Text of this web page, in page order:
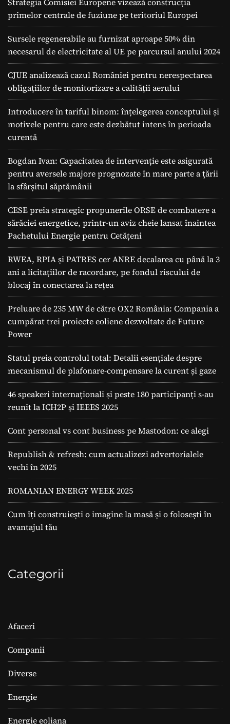
primelor centrale de fuziune pe teritoriul Europei
Sursele regenerabile au furnizat aproape 50% din
necesarul de electricitate al UE pe parcursul anului 2024
CJUE analizează cazul României pentru nerespectarea
obligațiilor de monitorizare a calității aerului
Introducere în tariful binom: înțelegerea conceptului și
motivele pentru care este dezbătut intens în perioada
curentă
Bogdan Ivan: Capacitatea de intervenție este asigurată
pentru aversele majore prognozate în mare parte a ţării
la sfârșitul săptămânii
CESE preia strategic propunerile ORSE de combatere a
sărăciei energetice, printr-un aviz cheie lansat înaintea
Pachetului Energie pentru Cetățeni
RWEA, RPIA și PATRES cer ANRE decalarea cu până la 3
ani a licitațiilor de racordare, pe fondul riscului de
blocaj în conectarea la rețea
Preluare de 235 MW de către OX2 România: Compania a
cumpărat trei proiecte eoliene dezvoltate de Future
Power
Statul preia controlul total: Detalii esențiale despre
mecanismul de plafonare-compensare la curent și gaze
46 speakeri internaționali și peste 180 participanți s-au
reunit la ICH2P și IEEES 2025
Cont personal vs cont business pe Mastodon: ce alegi
Republish & refresh: cum actualizezi advertorialele
vechi în 2025
ROMANIAN ENERGY WEEK 2025
Cum îți construiești o imagine la masă și o folosești în
avantajul tău
Categorii
Afaceri
Companii
Diverse
Energie
Energie eoliana